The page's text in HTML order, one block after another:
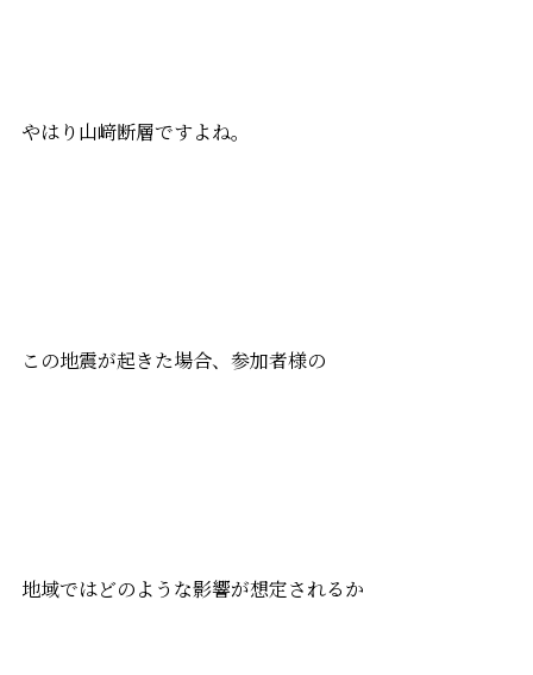
やはり山﨑断層ですよね。
この地震が起きた場合、参加者様の
地域ではどのような影響が想定されるか